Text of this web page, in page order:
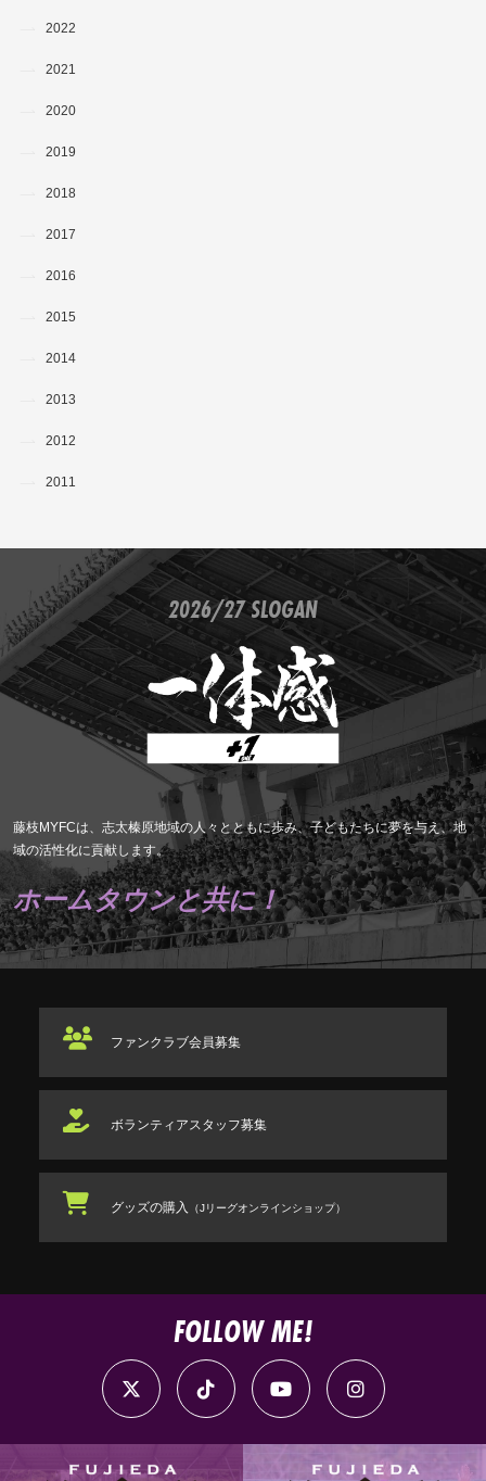
2022
2021
2020
2019
2018
2017
2016
2015
2014
2013
2012
2011
2026/27 SLOGAN
藤枝MYFCは、志太榛原地域の人々とともに歩み、子どもたちに夢を与え、地
域の活性化に貢献します。
ホームタウンと共に！
ファンクラブ会員募集
ボランティアスタッフ募集
グッズの購入 （Jリーグオンラインショップ）
FOLLOW ME!